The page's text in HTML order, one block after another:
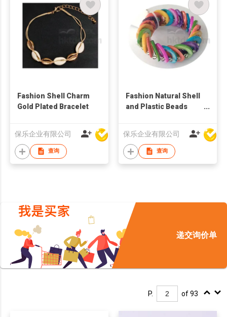
Fashion Shell Charm
Gold Plated Bracelet
保乐企业有限公司
查询
Fashion Natural Shell
and Plastic Beads
保乐企业有限公司
查询
递交询价单
P. of 93